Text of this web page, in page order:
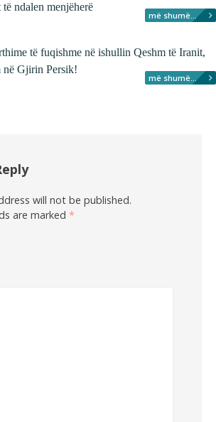
të ndalen menjëherë
më shumë...
të fuqishme në ishullin Qeshm të Iranit,
në Gjirin Persik!
më shumë...
will not be published.
are marked *